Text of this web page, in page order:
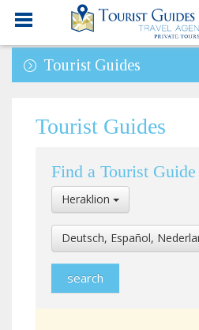
Tourist Guides
Tourist Guides
Find a Tourist
Select
Location
Heraklion
Select
Language
Deutsch, Español,